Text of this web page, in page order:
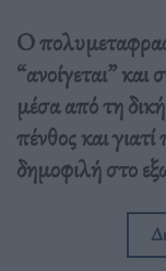
O
“ανοίγεται” και
μέσα από τη
πένθος και
δημοφιλή στο